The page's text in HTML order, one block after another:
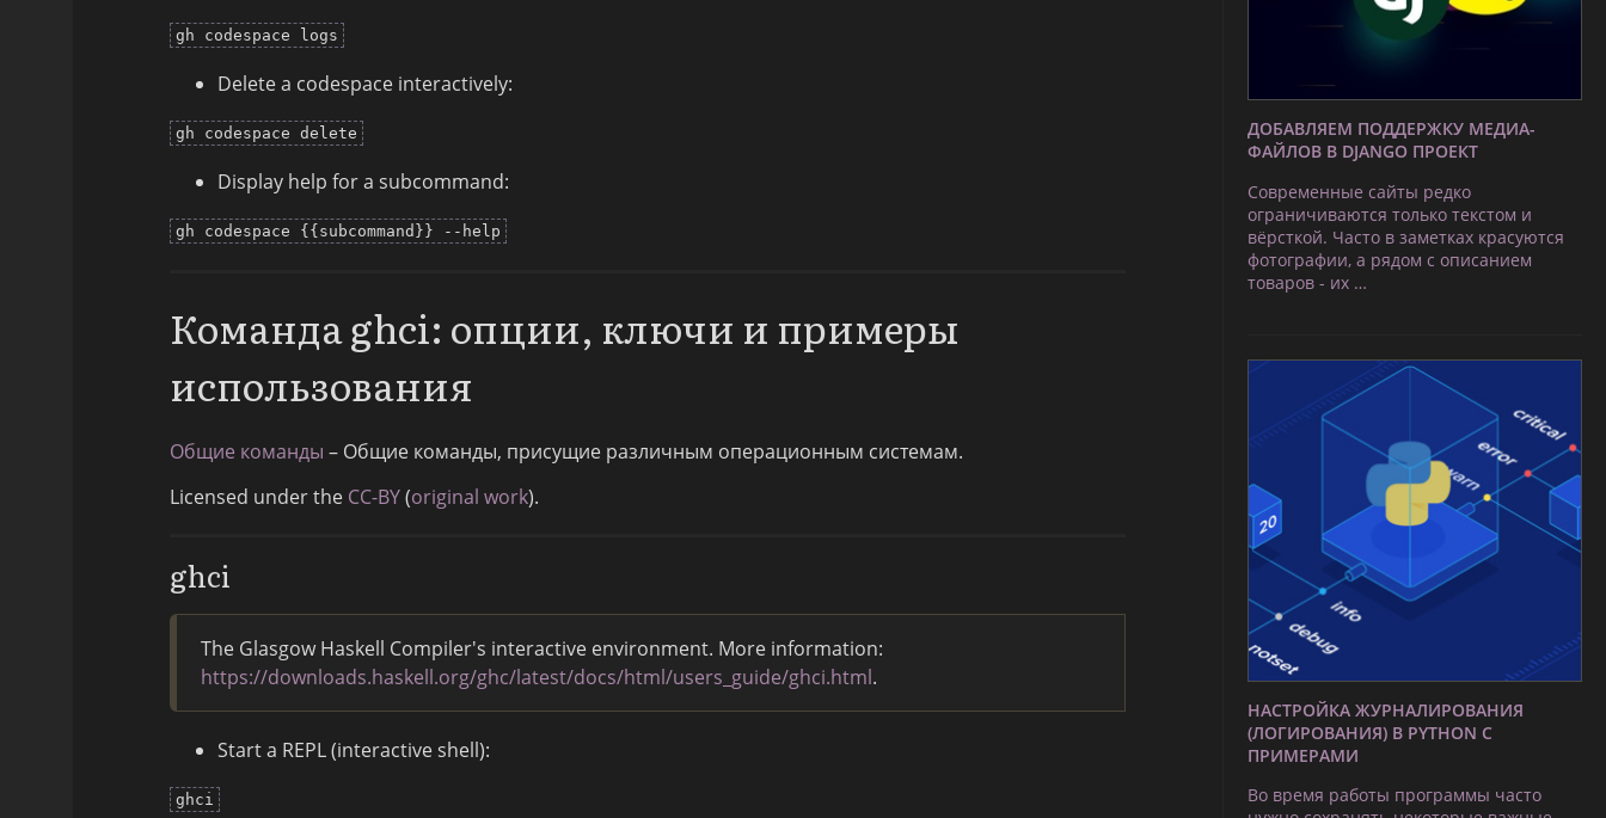
gh codespace logs
Delete a codespace interactively:
gh codespace delete
Display help for a subcommand:
gh codespace {{subcommand}} --help
Команда ghci: опции, ключи и примеры
использования
Общие команды – Общие команды, присущие различным операционным системам.
Licensed under the CC-BY(original work).
ghci
The Glasgow Haskell Compiler's interactive environment. More information:
https://downloads.haskell.org/ghc/latest/docs/html/users_guide/ghci.html.
Start a REPL (interactive shell):
ghci
ДОБАВЛЯЕМ ПОДДЕРЖКУ МЕДИА-
ФАЙЛОВ В DJANGO ПРОЕКТ
Современные сайты редко
ограничиваются только текстом и
вёрсткой. Часто в заметках красуются
фотографии, а рядом с описанием
товаров - их …
НАСТРОЙКА ЖУРНАЛИРОВАНИЯ
(ЛОГИРОВАНИЯ) В PYTHON С
ПРИМЕРАМИ
Во время работы программы часто